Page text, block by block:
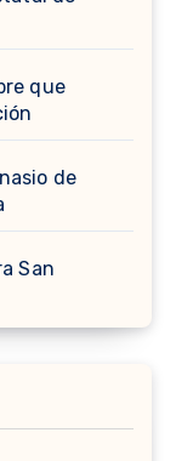
que
de
San